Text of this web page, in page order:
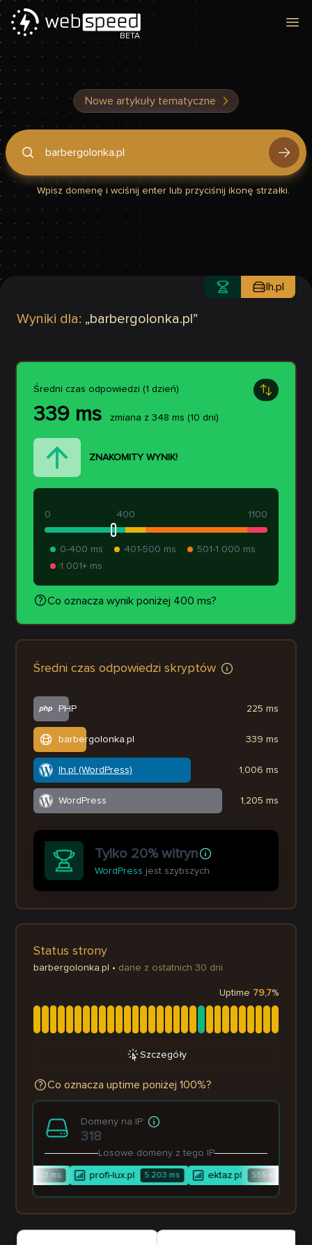
BETA
Nowe artykuły tematyczne
Podaj domenę, by sprawdzić, czy Twoja strona jest szybka
Wpisz domenę i wciśnij enter lub przyciśnij ikonę strzałki.
Wyniki dla: „barbergolonka.pl ”
lh.pl
Średni czas odpowiedzi (1 dzień)
339 ms zmiana z 348 ms (10 dni)
ZNAKOMITY WYNIK!
400
0 1100
0-400 ms 401-500 ms
501-1 000 ms
1 001+ ms
Co oznacza wynik poniżej 400 ms?
Średni czas odpowiedzi skryptów
PHP
barbergolonka.pl
lh.pl (WordPress)
WordPress
225 ms
339 ms
1,006 ms
1,205 ms
Tylko 20% witryn
WordPress jest szybszych.
Status strony
barbergolonka.pl • dane z ostatnich 30 dni
Uptime 79,7%
Szczegóły
Co oznacza uptime poniżej 100%?
Domeny na IP
318
Losowe domeny z tego IP
363ms profi-lux.pl 5 203ms ektaz.pl 555ms